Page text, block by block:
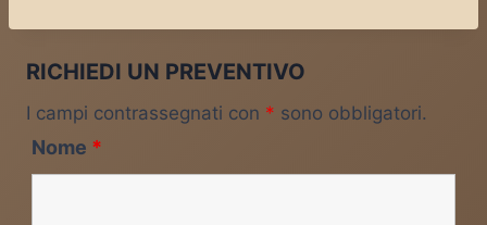
RICHIEDI UN PREVENTIVO
I campi contrassegnati con * sono obbligatori.
Nome *